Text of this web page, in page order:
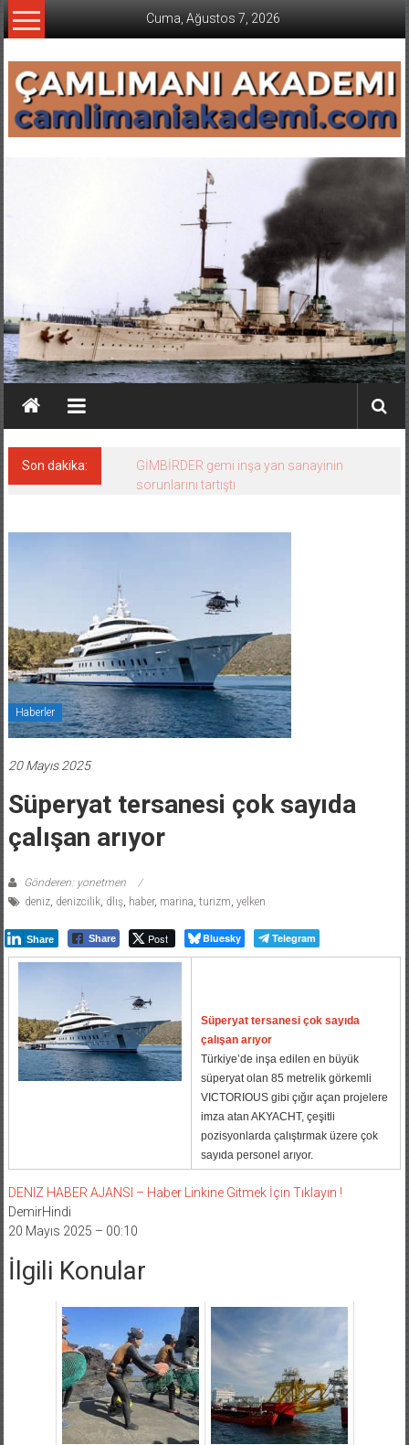
İçeriğe
geç
Cuma, Ağustos 7, 2026
Son dakika:
GİMBİRDER gemi inşa yan sanayinin
sorunlarını tartıştı
Haberler
20 Mayıs 2025
Süperyat tersanesi çok sayıda
çalışan arıyor
Gönderen: yonetmen
deniz, denizcilik, dlış, haber, marina, turizm, yelken
Share Share Post Bluesky Telegram
Süperyat tersanesi çok sayıda
çalışan arıyor
Türkiye’de inşa edilen en büyük
süperyat olan 85 metrelik görkemli
VICTORIOUS gibi çığır açan projelere
imza atan AKYACHT, çeşitli
pozisyonlarda çalıştırmak üzere çok
sayıda personel arıyor.
DENIZ HABER AJANSI – Haber Linkine Gitmek İçin Tıklayın !
DemirHindi
20 Mayıs 2025 – 00:10
İlgili Konular